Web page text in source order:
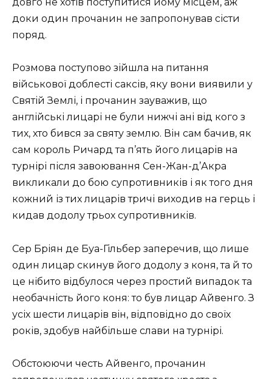
доки один прочанин не запропонував сісти
поряд.
Розмова поступово зійшла на питання
військової доблесті саксів, яку вони виявили у
Святій Землі, і прочанин зауважив, що
англійські лицарі не були нижчі ані від кого з
тих, хто бився за святу землю. Він сам бачив, як
сам король Ричард та п’ять його лицарів на
турнірі після завоювання Сен-Жан-д’Акра
викликали до бою супротивників і як того дня
кожний із тих лицарів тричі виходив на герць і
кидав додолу трьох супротивників.
Сер Бріян де Буа-Гільбер заперечив, що лише
один лицар скинув його додолу з коня, та й то
це нібито відбулося через простий випадок та
необачність його коня: то був лицар Айвенго. З
усіх шести лицарів він, відповідно до своїх
років, здобув найбільше слави на турнірі.
Обстоюючи честь Айвенго, прочанин